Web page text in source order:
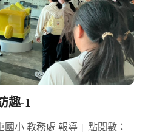
趣-1
國小 教務處 報導
點閱數：